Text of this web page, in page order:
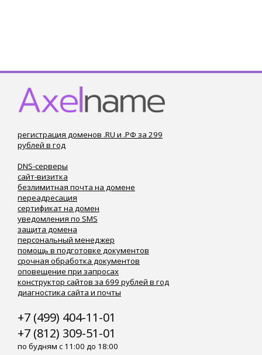
регистрация доменов .RU и .РФ за 299
рублей в год
DNS-серверы
сайт-визитка
безлимитная почта на домене
переадресация
сертификат на домен
уведомления по SMS
защита домена
персональный менеджер
помощь в подготовке документов
срочная обработка документов
оповещение при запросах
конструктор сайтов за 699 рублей в год
диагностика сайта и почты
+7 (499) 404-11-01
+7 (812) 309-51-01
по будням с 11:00 до 18:00